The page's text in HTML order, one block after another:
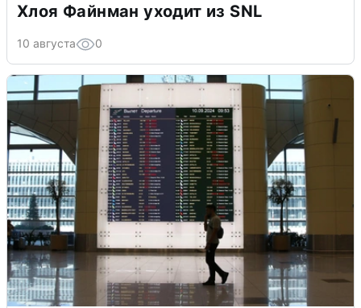
Хлоя Файнман уходит из SNL
10 августа 0